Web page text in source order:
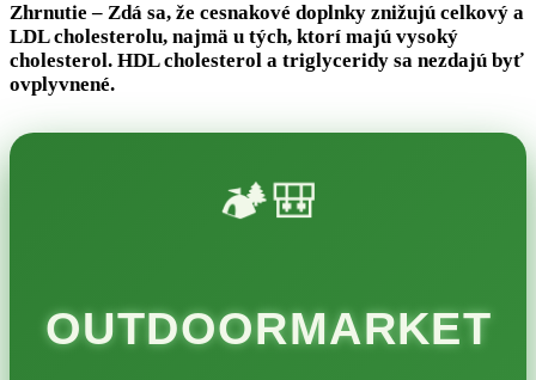
Zhrnutie – Zdá sa, že cesnakové doplnky znižujú celkový a
LDL cholesterolu, najmä u tých, ktorí majú vysoký
cholesterol. HDL cholesterol a triglyceridy sa nezdajú byť
ovplyvnené.
🏕️🎒
OUTDOORMARKET